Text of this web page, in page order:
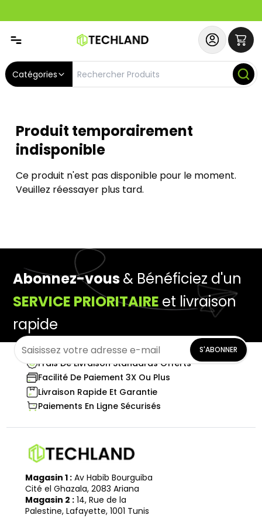
Catégories
Produit temporairement
indisponible
Ce produit n'est pas disponible pour le moment.
Veuillez réessayer plus tard.
Abonnez-vous& Bénéficiez d'un
SERVICE PRIORITAIRE et livraison
rapide
S'ABONNER
Frais De Livraison Standards Offerts
Facilité De Paiement 3X Ou Plus
Livraison Rapide Et Garantie
Paiements En Ligne Sécurisés
Magasin 1 : Av Habib Bourguiba
Cité el Ghazala, 2083 Ariana
Magasin 2 : 14, Rue de la
Palestine, Lafayette, 1001 Tunis